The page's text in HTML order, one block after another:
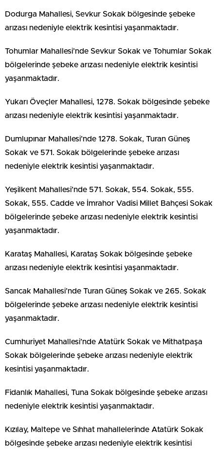
Dodurga Mahallesi, Sevkur Sokak bölgesinde şebeke
arızası nedeniyle elektrik kesintisi yaşanmaktadır.
Tohumlar Mahallesi’nde Sevkur Sokak ve Tohumlar Sokak
bölgelerinde şebeke arızası nedeniyle elektrik kesintisi
yaşanmaktadır.
Yukarı Öveçler Mahallesi, 1278. Sokak bölgesinde şebeke
arızası nedeniyle elektrik kesintisi yaşanmaktadır.
Dumlupınar Mahallesi’nde 1278. Sokak, Turan Güneş
Sokak ve 571. Sokak bölgelerinde şebeke arızası
nedeniyle elektrik kesintisi yaşanmaktadır.
Yeşilkent Mahallesi’nde 571. Sokak, 554. Sokak, 555.
Sokak, 555. Cadde ve İmrahor Vadisi Millet Bahçesi Sokak
bölgelerinde şebeke arızası nedeniyle elektrik kesintisi
yaşanmaktadır.
Karataş Mahallesi, Karataş Sokak bölgesinde şebeke
arızası nedeniyle elektrik kesintisi yaşanmaktadır.
Sancak Mahallesi’nde Turan Güneş Sokak ve 265. Sokak
bölgelerinde şebeke arızası nedeniyle elektrik kesintisi
yaşanmaktadır.
Cumhuriyet Mahallesi’nde Atatürk Sokak ve Mithatpaşa
Sokak bölgelerinde şebeke arızası nedeniyle elektrik
kesintisi yaşanmaktadır.
Fidanlık Mahallesi, Tuna Sokak bölgesinde şebeke arızası
nedeniyle elektrik kesintisi yaşanmaktadır.
Kızılay, Maltepe ve Sıhhat mahallelerinde Atatürk Sokak
bölgesinde şebeke arızası nedeniyle elektrik kesintisi